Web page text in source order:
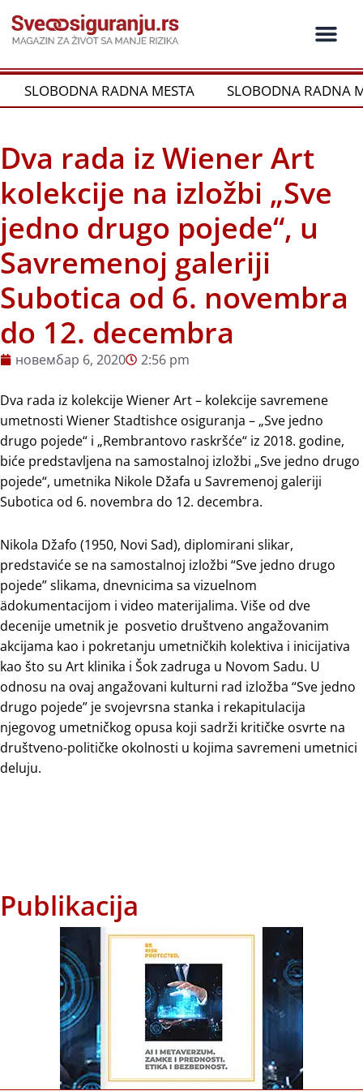
на
садржај
SLOBODNA RADNA MESTA SLOBODNA RADNA
Dva rada iz Wiener Art
kolekcije na izložbi „Sve
jedno drugo pojede“, u
Savremenoj galeriji
Subotica od 6. novembra
do 12. decembra
новембар 6, 2020 2:56 pm
Dva rada iz kolekcije Wiener Art – kolekcije savremene
umetnosti Wiener Stadtishce osiguranja – „Sve jedno
drugo pojede“ i „Rembrantovo raskršće“ iz 2018. godine,
biće predstavljena na samostalnoj izložbi „Sve jedno drugo
pojede“, umetnika Nikole Džafa u Savremenoj galeriji
Subotica od 6. novembra do 12. decembra.
Nikola Džafo (1950, Novi Sad), diplomirani slikar,
predstaviće se na samostalnoj izložbi “Sve jedno drugo
pojede” slikama, dnevnicima sa vizuelnom
ädokumentacijom i video materijalima. Više od dve
decenije umetnik je posvetio društveno angažovanim
akcijama kao i pokretanju umetničkih kolektiva i inicijativa
kao što su Art klinika i Šok zadruga u Novom Sadu. U
odnosu na ovaj angažovani kulturni rad izložba “Sve jedno
drugo pojede” je svojevrsna stanka i rekapitulacija
njegovog umetničkog opusa koji sadrži kritičke osvrte na
društveno-političke okolnosti u kojima savremeni umetnici
deluju.
Publikacija